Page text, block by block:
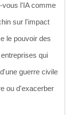
vous l'IA comme
sur l'impact
le pouvoir des
qui
guerre civile
ou d'exacerber